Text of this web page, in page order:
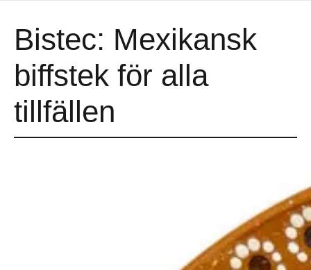
Bistec: Mexikansk
biffstek för alla
tillfällen